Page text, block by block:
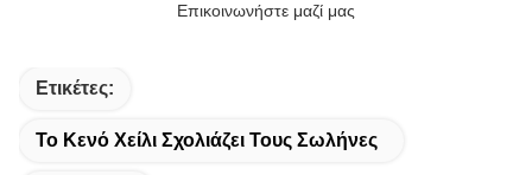
Επικοινωνήστε μαζί μας
Ετικέτες:
Το Κενό Χείλι Σχολιάζει Τους Σωλήνες